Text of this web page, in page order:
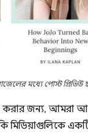
মধ্যে পোস্ট
জন্য, আমরা
মিডিয়াগুলিকে